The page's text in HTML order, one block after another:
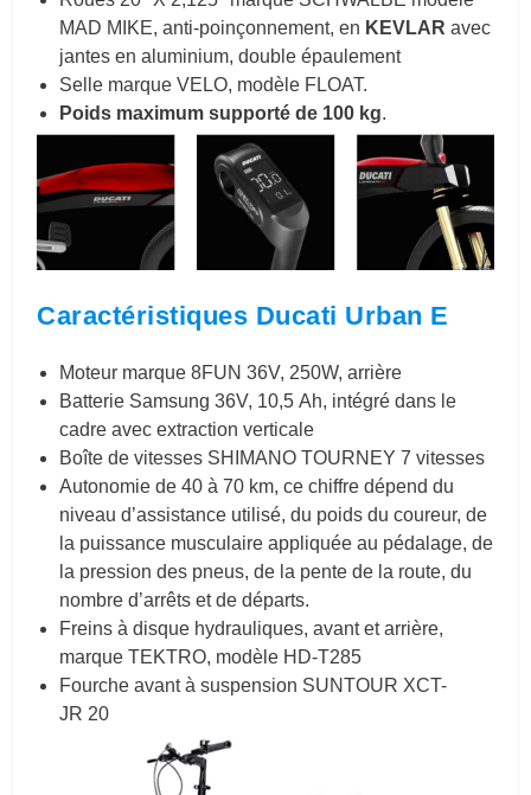
MAD MIKE, anti-poinçonnement, en KEVLAR avec
jantes en aluminium, double épaulement
Selle marque VELO, modèle FLOAT.
Poids maximum supporté de 100 kg.
Caractéristiques Ducati Urban E
Moteur marque 8FUN 36V, 250W, arrière
Batterie Samsung 36V, 10,5 Ah, intégré dans le
cadre avec extraction verticale
Boîte de vitesses SHIMANO TOURNEY 7 vitesses
Autonomie de 40 à 70 km, ce chiffre dépend du
niveau d’assistance utilisé, du poids du coureur, de
la puissance musculaire appliquée au pédalage, de
la pression des pneus, de la pente de la route, du
nombre d’arrêts et de départs.
Freins à disque hydrauliques, avant et arrière,
marque TEKTRO, modèle HD-T285
Fourche avant à suspension SUNTOUR XCT-
JR 20